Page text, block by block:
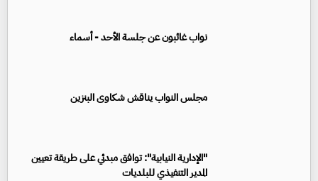
نواب غائبون عن جلسة الأحد - أسماء
مجلس النواب يناقش شكاوى البنزين
"الإدارية النيابية": توافق مبدئي على طريقة تعيين
المدير التنفيذي للبلديات